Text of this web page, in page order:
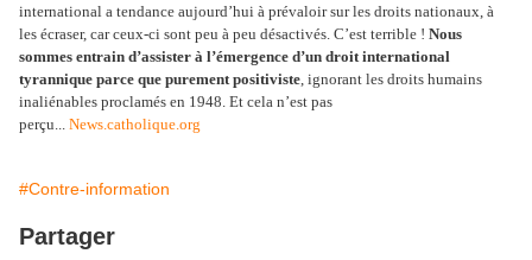
international a tendance aujourd’hui à prévaloir sur les droits nationaux, à
les écraser, car ceux-ci sont peu à peu désactivés. C’est terrible ! Nous
sommes entrain d’assister à l’émergence d’un droit international
tyrannique parce que purement positiviste, ignorant les droits humains
inaliénables proclamés en 1948. Et cela n’est pas
perçu... News.catholique.org
#Contre-information
Partager